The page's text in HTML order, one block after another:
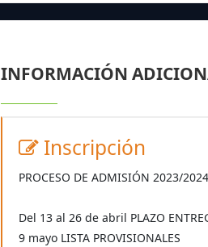
INFORMACIÓN
Inscripción
PROCESO DE ADMISIÓN 2023/2024
Del 13 al 26 de abril PLAZO
9 mayo LISTA PROVISIONALES